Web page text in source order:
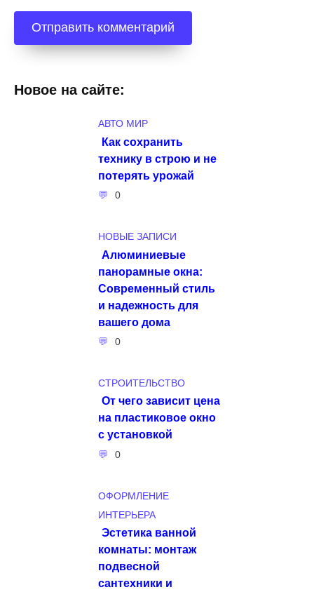
Новое на сайте:
АВТО МИР
Как сохранить
технику в строю и не
потерять урожай
0
НОВЫЕ ЗАПИСИ
Алюминиевые
панорамные окна:
Современный стиль
и надежность для
вашего дома
0
СТРОИТЕЛЬСТВО
От чего зависит цена
на пластиковое окно
с установкой
0
ОФОРМЛЕНИЕ
ИНТЕРЬЕРА
Эстетика ванной
комнаты: монтаж
подвесной
сантехники и